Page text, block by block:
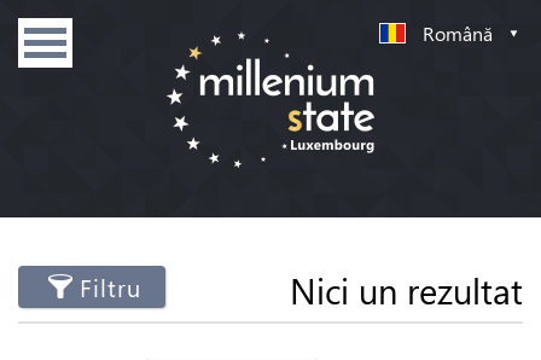
Română
Filtru Nici un rezultat